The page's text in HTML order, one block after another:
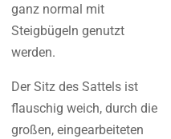
ganz normal mit
Steigbügeln genutzt
werden.
Der Sitz des Sattels ist
flauschig weich, durch die
großen, eingearbeiteten